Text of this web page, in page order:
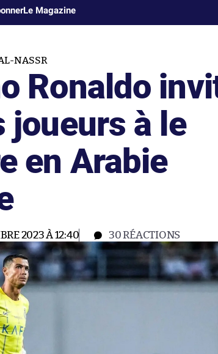
Le Magazine
NASSR
Ronaldo
joueurs à le
en Arabie
2023 À 12:40 30RÉACTIONS